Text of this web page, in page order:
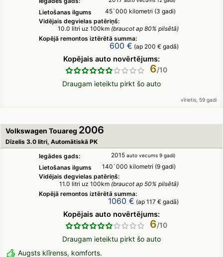
Lietošanas ilgums
45`000 kilometri (3 gadi)
Vidējais degvielas patēriņš:
10.0 litri uz 100km (braucot ap 80% pilsētā)
Kopējā remontos iztērētā summa:
600 € (ap 200 € gadā)
Kopējais auto novērtējums:
6
Draugam ieteiktu pirkt šo auto
vīrietis, 59 gadi
Volkswagen Touareg 2006
Dīzelis 3.0 litri, Automātiskā PK
Iegādes gads:
2015 auto vecums 9 gadi)
Lietošanas ilgums
140`000 kilometri (9 gadi)
Vidējais degvielas patēriņš:
11.0 litri uz 100km (braucot ap 50% pilsētā)
Kopējā remontos iztērētā summa:
1060 € (ap 117 € gadā)
Kopējais auto novērtējums:
6
Draugam ieteiktu pirkt šo auto
Augsts klīrenss, komforts.